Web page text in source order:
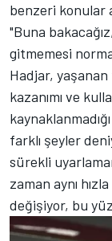
benzeri konular
"Buna
gitmemesi
Hadjar,
kazanımı ve
farklı şeyler
sürekli
zaman aynı
değişiyor, bu